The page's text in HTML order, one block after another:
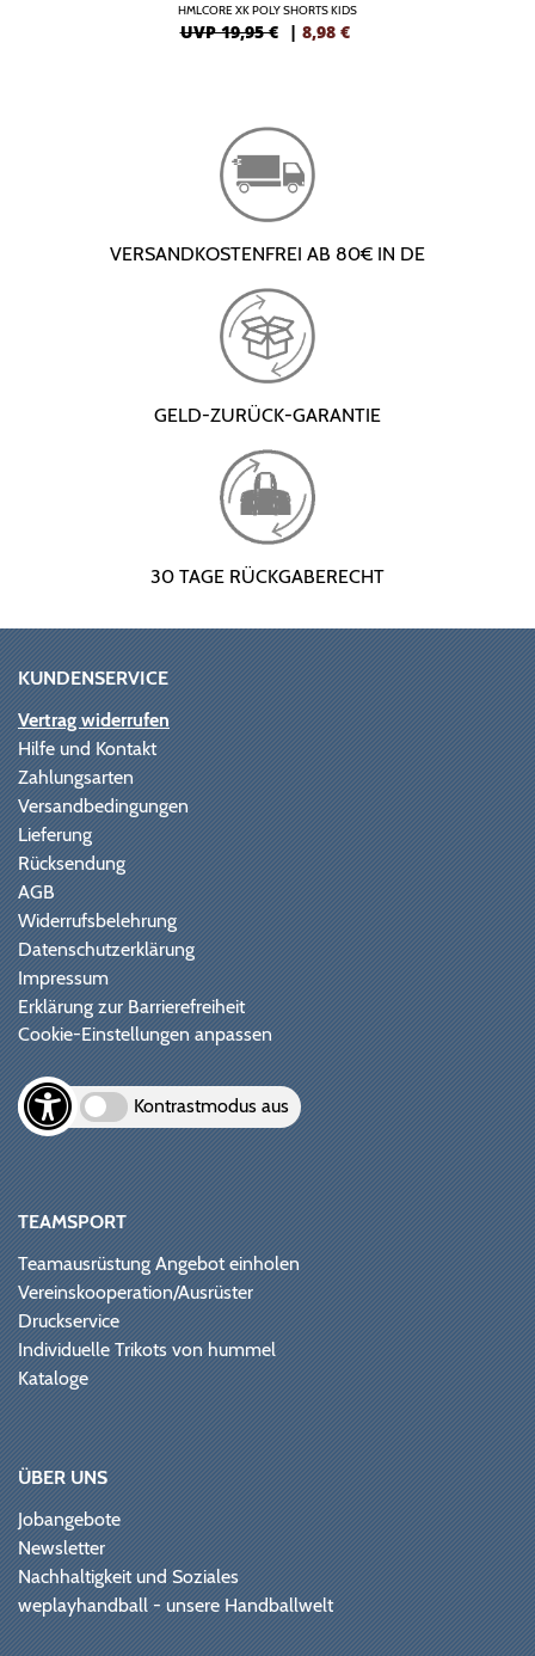
HMLCORE XK POLY SHORTS KIDS
UVP 19,95 € | 8,98 €
VERSANDKOSTENFREI AB 80€ IN DE
GELD-ZURÜCK-GARANTIE
30 TAGE RÜCKGABERECHT
KUNDENSERVICE
Vertrag widerrufen
Hilfe und Kontakt
Zahlungsarten
Versandbedingungen
Lieferung
Rücksendung
AGB
Widerrufsbelehrung
Datenschutzerklärung
Impressum
Erklärung zur Barrierefreiheit
Cookie-Einstellungen anpassen
Kontrastmodus aus
TEAMSPORT
Teamausrüstung Angebot einholen
Vereinskooperation/Ausrüster
Druckservice
Individuelle Trikots von hummel
Kataloge
ÜBER UNS
Jobangebote
Newsletter
Nachhaltigkeit und Soziales
weplayhandball - unsere Handballwelt